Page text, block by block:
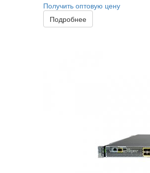
Получить оптовую цену
Подробнее